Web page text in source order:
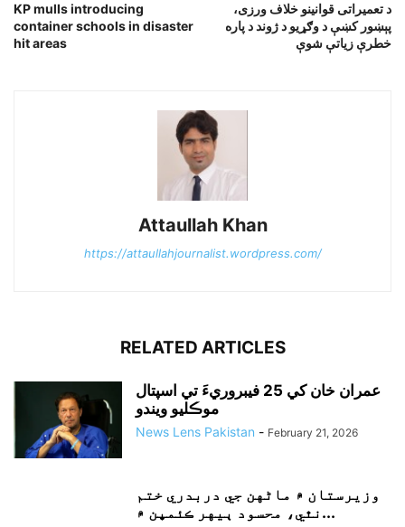
KP mulls introducing
container schools in disaster
hit areas
د تعميراتى قوانينو خلاف ورزى،
پېښور کښې د وګړيو د ژوند د پاره
خطرې زياتې شوې
Attaullah Khan
https://attaullahjournalist.wordpress.com/
RELATED ARTICLES
عمران خان کي 25 فيبروريءَ تي اسپتال
موڪليو ويندو
News Lens Pakistan - February 21, 2026
وزيرستان ۾ ماڻهن جي دربدري ختم
نٿي، محسود ٻيهر ڪئمپن ۾...